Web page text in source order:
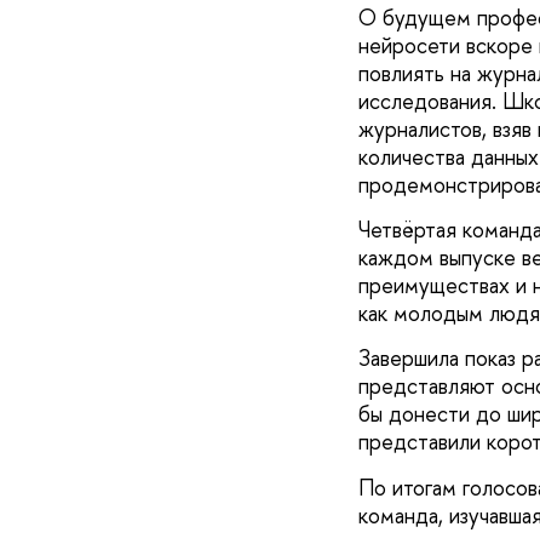
О будущем
нейросети
повлиять на
исследования.
журналистов,
количества
Четвёртая
каждом выпуске
преимуществах и
как молодым
Завершила показ
представляют
бы донести до
представили
По итогам
команда,